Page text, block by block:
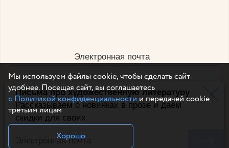
Письма про художественную литературу
Рассказываем о новинках в прозе и даем
скидки для своих
Электронная почта
Например, dulsineya@gmail.com
Без спама и смс
Подписаться
Мы используем файлы cookie, чтобы сделать сайт
удобнее. Посещая сайт, вы соглашаетесь
с Политикой конфиденциальностии передачей cookie
третьим лицам
Хорошо